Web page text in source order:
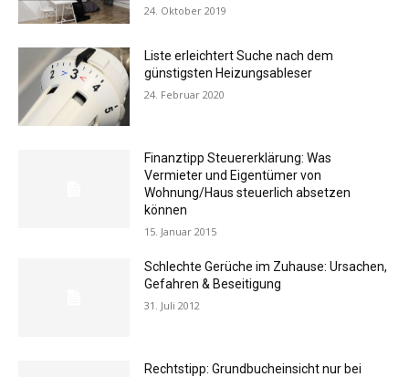
24. Oktober 2019
Liste erleichtert Suche nach dem
günstigsten Heizungsableser
24. Februar 2020
Finanztipp Steuererklärung: Was
Vermieter und Eigentümer von
Wohnung/Haus steuerlich absetzen
können
15. Januar 2015
Schlechte Gerüche im Zuhause: Ursachen,
Gefahren & Beseitigung
31. Juli 2012
Rechtstipp: Grundbucheinsicht nur bei